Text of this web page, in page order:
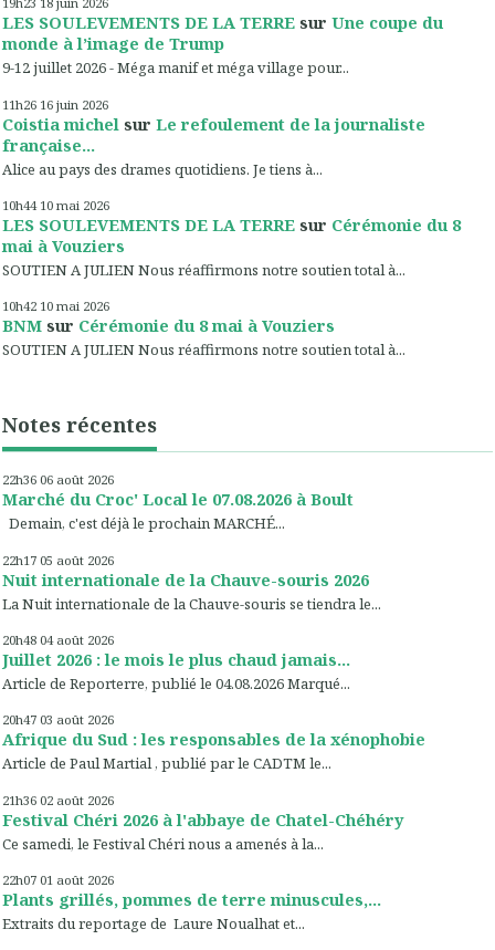
LES SOULEVEMENTS DE LA TERRE sur Une coupe du
monde à l’image de Trump
9-12 juillet 2026 - Méga manif et méga village pour...
11h26 16 juin 2026
Coistia michel sur Le refoulement de la journaliste
française...
Alice au pays des drames quotidiens. Je tiens à...
10h44 10 mai 2026
LES SOULEVEMENTS DE LA TERRE sur Cérémonie du 8
mai à Vouziers
SOUTIEN A JULIEN Nous réaffirmons notre soutien total à...
10h42 10 mai 2026
BNM sur Cérémonie du 8 mai à Vouziers
SOUTIEN A JULIEN Nous réaffirmons notre soutien total à...
Notes récentes
22h36 06 août 2026
Marché du Croc' Local le 07.08.2026 à Boult
Demain, c'est déjà le prochain MARCHÉ...
22h17 05 août 2026
Nuit internationale de la Chauve-souris 2026
La Nuit internationale de la Chauve-souris se tiendra le...
20h48 04 août 2026
Juillet 2026 : le mois le plus chaud jamais...
Article de Reporterre, publié le 04.08.2026 Marqué...
20h47 03 août 2026
Afrique du Sud : les responsables de la xénophobie
Article de Paul Martial , publié par le CADTM le...
21h36 02 août 2026
Festival Chéri 2026 à l'abbaye de Chatel-Chéhéry
Ce samedi, le Festival Chéri nous a amenés à la...
22h07 01 août 2026
Plants grillés, pommes de terre minuscules,...
Extraits du reportage de Laure Noualhat et...